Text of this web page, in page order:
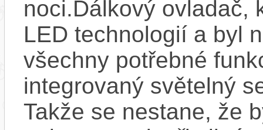
noci.Dálkový ovladač,
LED technologií a byl
všechny potřebné
integrovaný světelný
Takže se nestane, že